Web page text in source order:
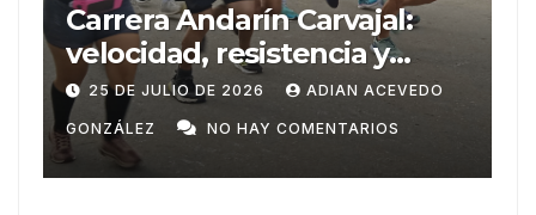
Del Ariguanabo a los
Centroamericanos de Santo
Domingo
20 DE JULIO DE 2026 ADIAN ACEVEDO
GONZÁLEZ NO HAY COMENTARIOS